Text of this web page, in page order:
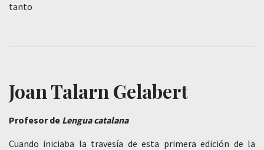
tanto
Joan Talarn Gelabert
Profesor de Lengua catalana
Cuando iniciaba la travesía de esta primera edición de la